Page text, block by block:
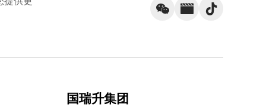
国瑞升集团